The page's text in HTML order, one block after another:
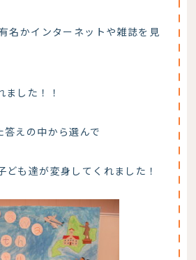
名かインターネットや雑誌を見
ました！！
答えの中から選んで
ども達が変身してくれました！